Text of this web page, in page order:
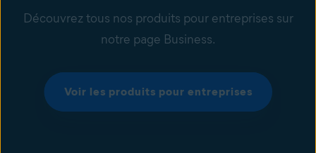
Découvrez tous nos produits pour entreprises sur
notre page Business.
Voir les produits pour entreprises